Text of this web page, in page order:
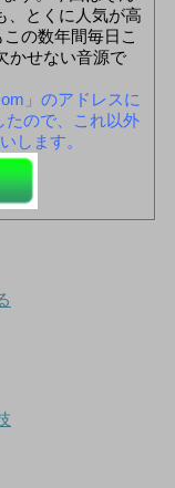
、とくに人気が高
の数年間毎日こ
かせない音源で
」のアドレスに
たので、これ以外
します。